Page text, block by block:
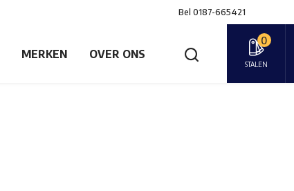
Bel 0187-665421
MERKEN OVER ONS
0
STALEN